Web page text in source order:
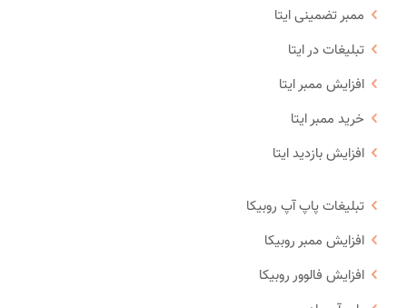
ممبر تضمینی ایتا
تبلیغات در ایتا
افزایش ممبر ایتا
خرید ممبر ایتا
افزایش بازدید ایتا
تبلیغات پاپ آپ روبیکا
افزایش ممبر روبیکا
افزایش فالوور روبیکا